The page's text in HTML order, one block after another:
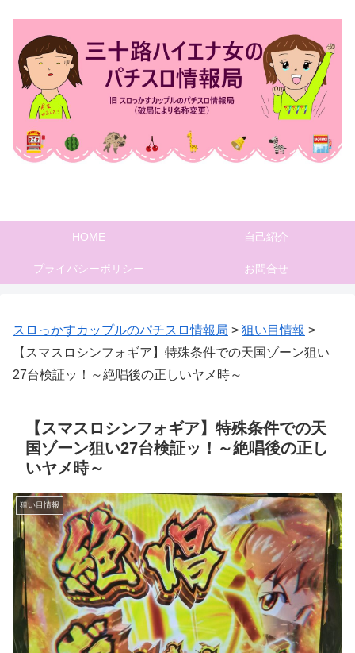
HOME 自己紹介
プライバシーポリシー お問合せ
スロっかすカップルのパチスロ情報局 > 狙い目情報 >
【スマスロシンフォギア】特殊条件での天国ゾーン狙い
27台検証ッ！～絶唱後の正しいヤメ時～
【スマスロシンフォギア】特殊条件での天
国ゾーン狙い27台検証ッ！～絶唱後の正し
いヤメ時～
狙い目情報